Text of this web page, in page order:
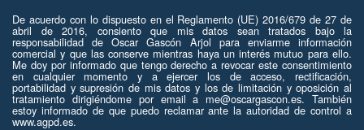
De acuerdo con lo dispuesto en el Reglamento (UE) 2016/679 de 27 de
abril de 2016, consiento que mis datos sean tratados bajo la
responsabilidad de Oscar Gascón Arjol para enviarme información
comercial y que las conserve mientras haya un interés mutuo para ello.
Me doy por informado que tengo derecho a revocar este consentimiento
en cualquier momento y a ejercer los de acceso, rectificación,
portabilidad y supresión de mis datos y los de limitación y oposición al
tratamiento dirigiéndome por email a me@oscargascon.es. También
estoy informado de que puedo reclamar ante la autoridad de control a
www.agpd.es.